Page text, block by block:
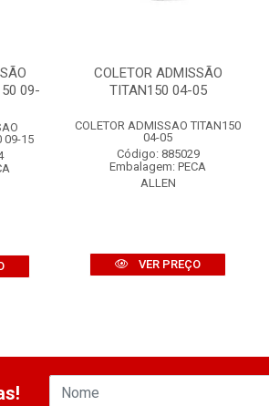
09-
09-15
COLETOR ADMISSÃO
TITAN150 04-05
COLETOR ADMISSAO TITAN150
04-05
Código: 885029
Embalagem: PECA
ALLEN
VER PREÇO